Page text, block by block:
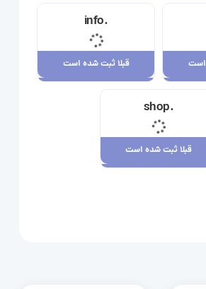
34,120,000 ریال
است
.info
قبلا ثبت شده است
.shop
قبلا ثبت شده است